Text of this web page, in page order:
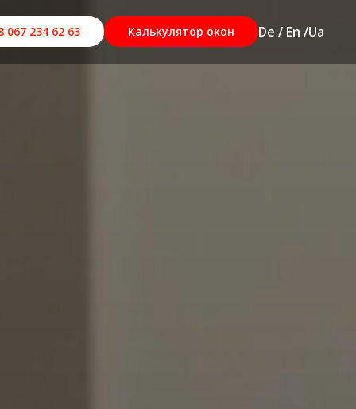
067 234 62 63 Калькулятор окон De / En /Ua